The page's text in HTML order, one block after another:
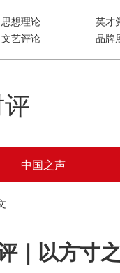
思想理论 英才
文艺评论 品牌
中国之声
｜以方寸